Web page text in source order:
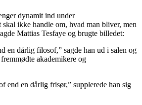
dynamit ind under
skal ikke handle om, hvad man bliver, men
Mattias Tesfaye og brugte billedet:
en dårlig filosof,” sagde han ud i salen og
akademikere og
end en dårlig frisør,” supplerede han sig